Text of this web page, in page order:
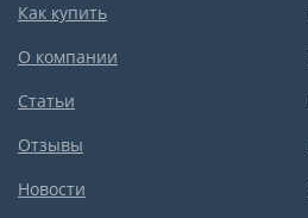
Как купить
О компании
Статьи
Отзывы
Новости